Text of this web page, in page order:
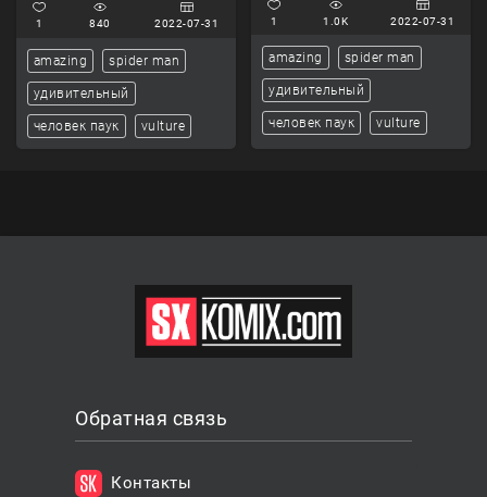
1 840 2022-07-31
amazing spider man
удивительный
человек паук vulture
1 1.0K 2022-07-31
amazing spider man
удивительный
человек паук vulture
Обратная связь
Контакты